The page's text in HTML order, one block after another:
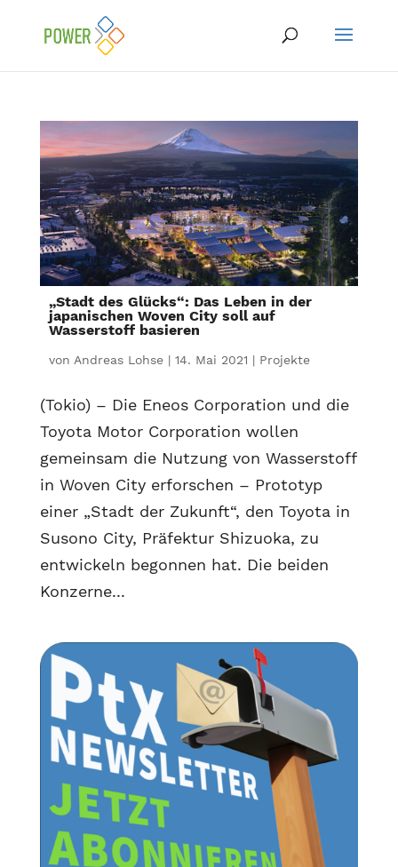
„Stadt des Glücks“: Das Leben in der
japanischen Woven City soll auf
Wasserstoff basieren
von Andreas Lohse| 14. Mai 2021 | Projekte
(Tokio) – Die Eneos Corporation und die
Toyota Motor Corporation wollen
gemeinsam die Nutzung von Wasserstoff
in Woven City erforschen – Prototyp
einer „Stadt der Zukunft“, den Toyota in
Susono City, Präfektur Shizuoka, zu
entwickeln begonnen hat. Die beiden
Konzerne...